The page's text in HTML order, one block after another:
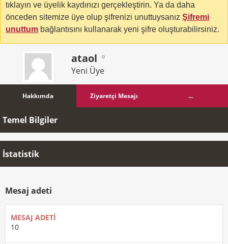
tıklayın ve üyelik kaydınızı gerçekleştirin. Ya da daha
önceden sitemize üye olup şifrenizi unuttuysanız Şifremi
unuttum bağlantısını kullanarak yeni şifre oluşturabilirsiniz.
ataol
Yeni Üye
Hakkımda Ziyaretçi Mesajı ...
Temel Bilgiler
İstatistik
Mesaj adeti
MESAJ ADETI
10